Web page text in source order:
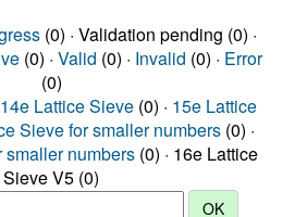
(0) · Validation pending (0) ·
(0) · Valid (0) · Invalid (0) · Error
(0)
14e Lattice Sieve (0) · 15e Lattice
Sieve for smaller numbers (0) ·
smaller numbers (0) · 16e Lattice
Sieve V5 (0)